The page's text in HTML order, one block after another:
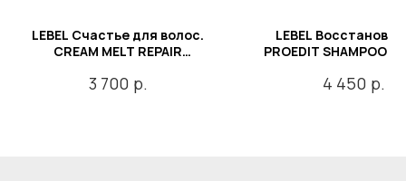
LEBEL Счастье для волос.
CREAM MELT REPAIR
для увлажнения волос 200
3 700 р.
LEBEL
PROEDIT SHAMPOO
4 450 р.